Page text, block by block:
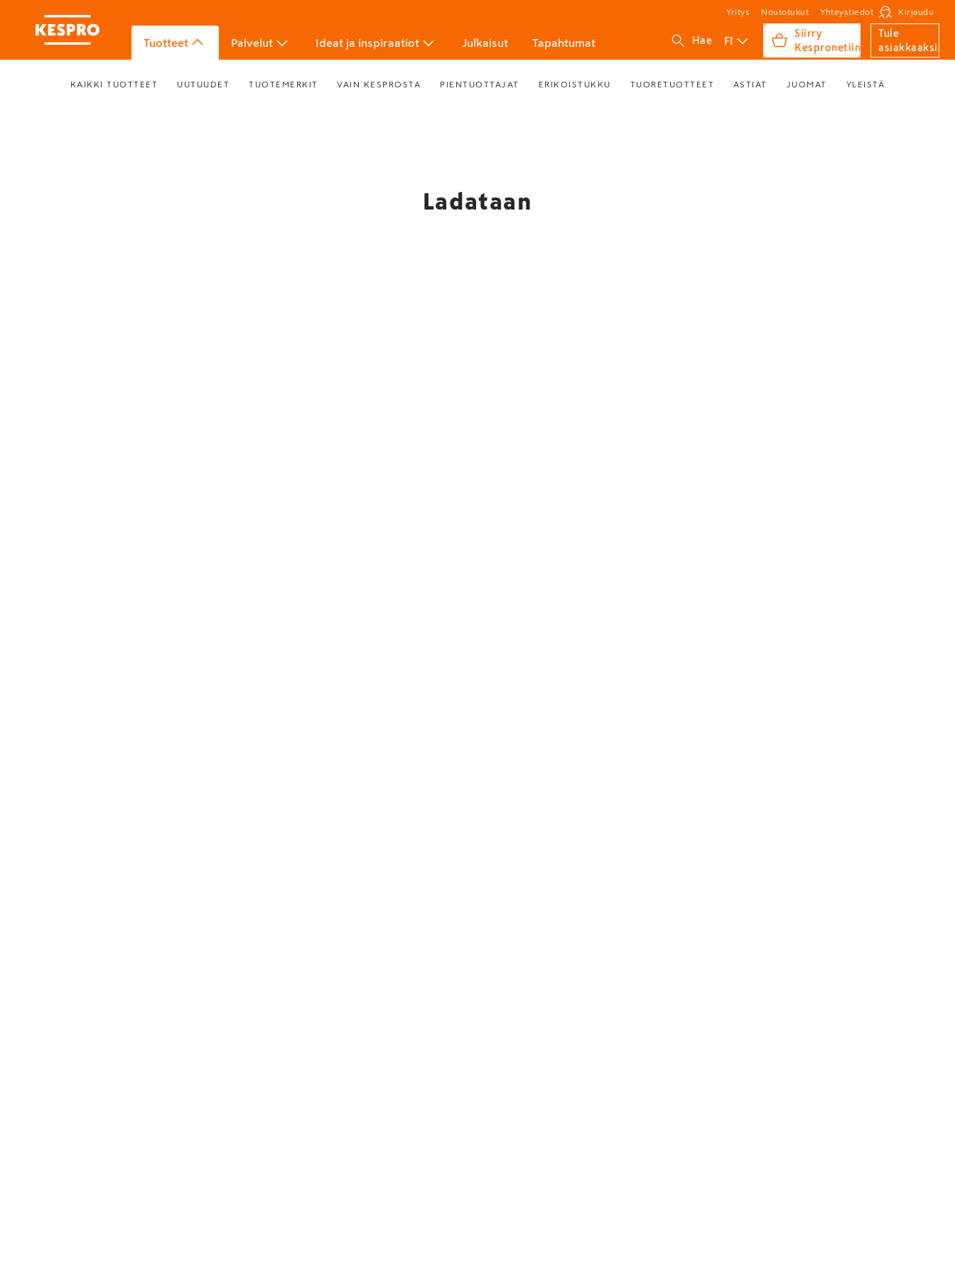
Yritys Noutotukut Yhteystiedot Kirjaudu
Tuotteet Palvelut Ideat ja inspiraatiot Julkaisut Tapahtumat Hae FI
Siirry
Kespronetiin
Tule
asiakkaaksi
KAIKKI TUOTTEET UUTUUDET TUOTEMERKIT VAIN KESPROSTA PIENTUOTTAJAT ERIKOISTUKKU TUORETUOTTEET ASTIAT JUOMAT YLEISTÄ
Ladataan